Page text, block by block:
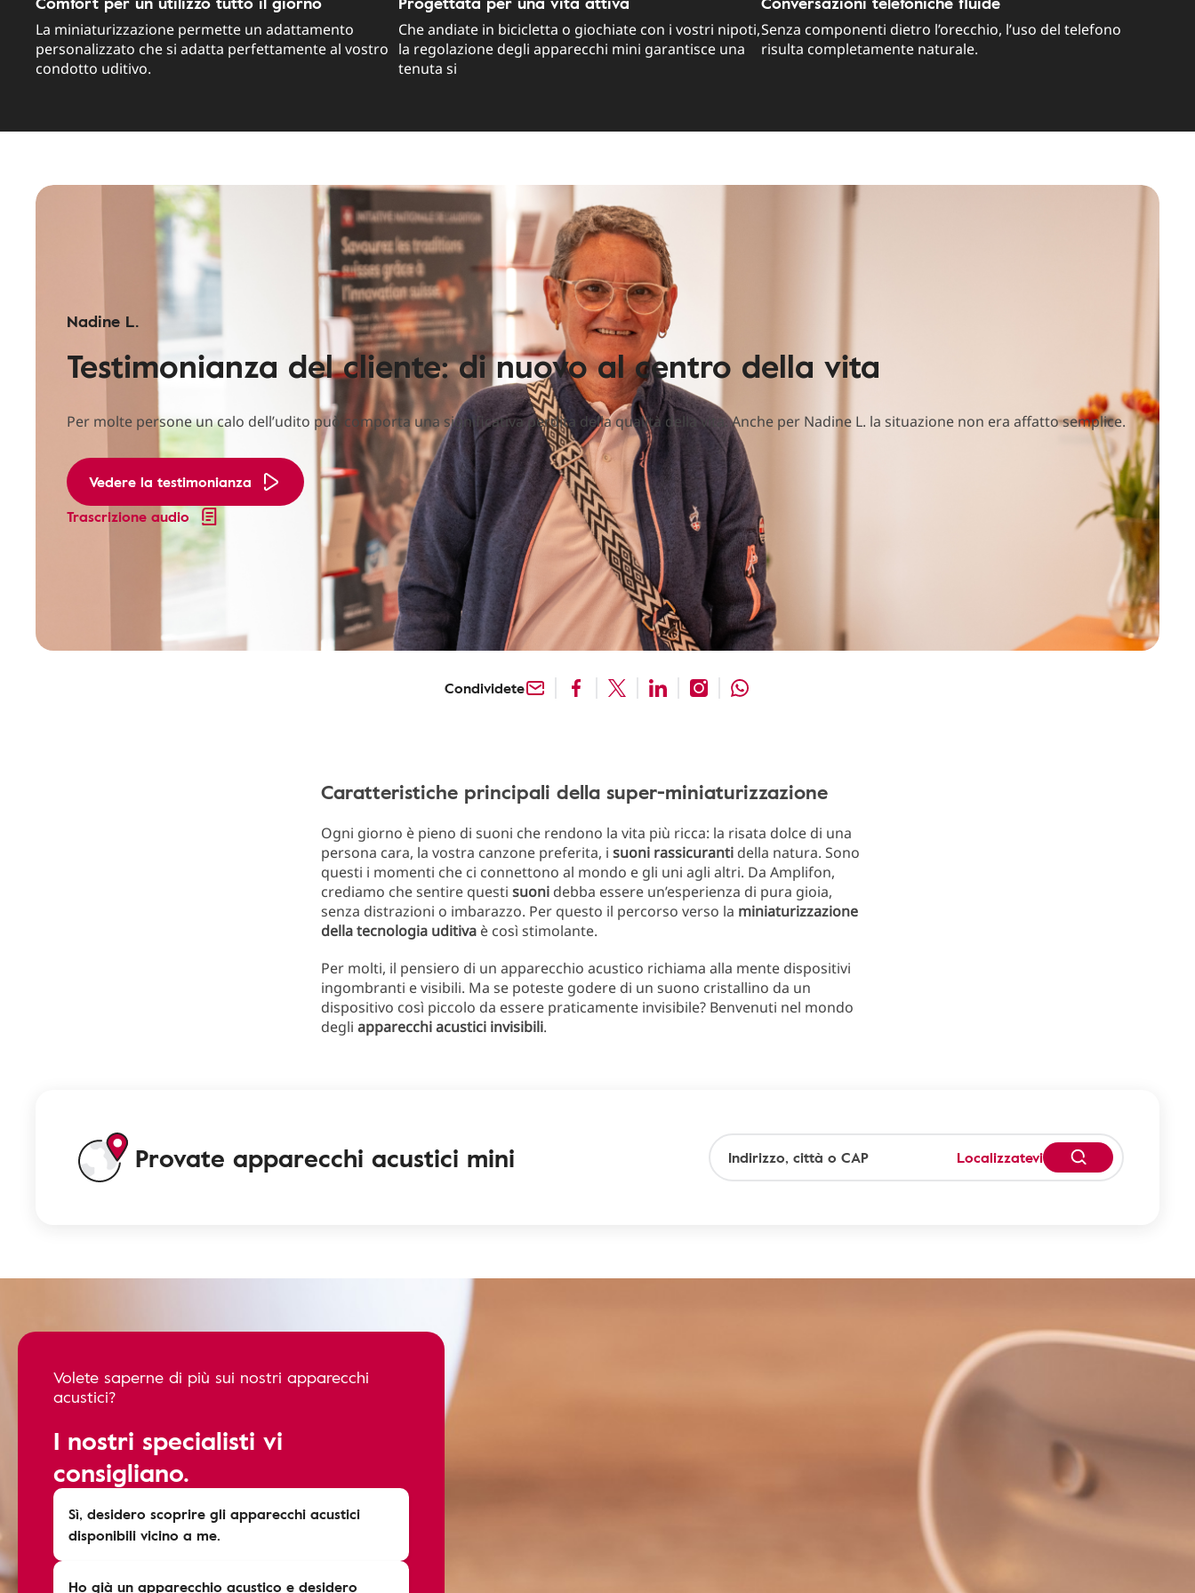
La miniaturizzazione permette un adattamento
personalizzato che si adatta perfettamente al vostro
condotto uditivo.
Che andiate in bicicletta o giochiate con i vostri nipoti,
la regolazione degli apparecchi mini garantisce una
tenuta si
Senza componenti dietro l’orecchio, l’uso del telefono
risulta completamente naturale.
Nadine L.
Testimonianza del cliente: di nuovo al centro della vita
Per molte persone un calo dell’udito può comporta una significativa perdita della qualità della vita. Anche per Nadine L. la situazione non era affatto semplice.
Vedere la testimonianza
Trascrizione audio
Condividete
Caratteristiche principali della super-miniaturizzazione
Ogni giorno è pieno di suoni che rendono la vita più ricca: la risata dolce di una
persona cara, la vostra canzone preferita, i suoni rassicuranti della natura. Sono
questi i momenti che ci connettono al mondo e gli uni agli altri. Da Amplifon,
crediamo che sentire questi suoni debba essere un’esperienza di pura gioia,
senza distrazioni o imbarazzo. Per questo il percorso verso la miniaturizzazione
dellatecnologia uditiva è così stimolante.
Per molti, il pensiero di un apparecchio acustico richiama alla mente dispositivi
ingombranti e visibili. Ma se poteste godere di un suono cristallino da un
dispositivo così piccolo da essere praticamente invisibile? Benvenuti nel mondo
degli apparecchi acustici invisibili.
Provate apparecchi acustici mini Localizzatevi
Volete saperne di più sui nostri apparecchi
acustici?
I nostri specialisti vi
consigliano.
Sì, desidero scoprire gli apparecchi acustici
disponibili vicino a me.
Ho già un apparecchio acustico e desidero